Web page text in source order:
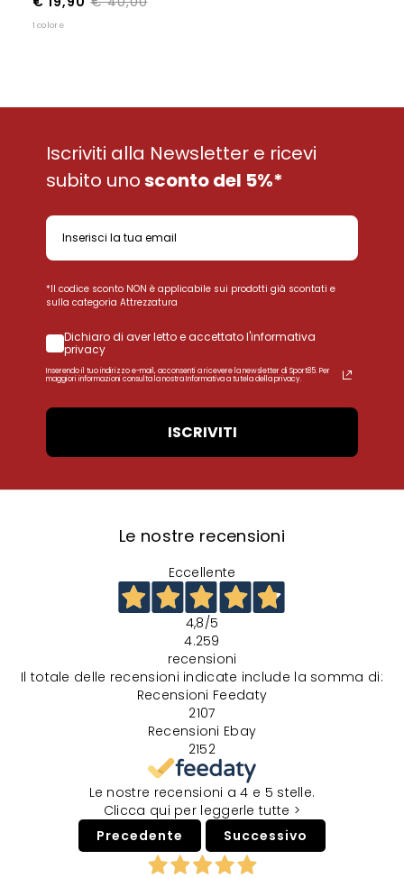
1 colore
Iscriviti alla Newsletter e ricevi
subito unosconto del 5%*
*Il codice sconto NON è applicabile sui prodotti già scontati e
sulla categoria Attrezzatura
Dichiaro di aver letto e accettato l'informativa
privacy
Inserendo il tuo indirizzo e-mail, acconsenti a ricevere la newsletter di Sport85. Per
maggiori informazioni consulta la nostra Informativa a tutela della privacy.
ISCRIVITI
Le nostre recensioni
Eccellente
4,8/5
4.259
recensioni
Il totale delle recensioni indicate include la somma di:
Recensioni Feedaty
2107
Recensioni Ebay
2152
Le nostre recensioni a 4 e 5 stelle.
Clicca qui per leggerle tutte >
Precedente
Successivo